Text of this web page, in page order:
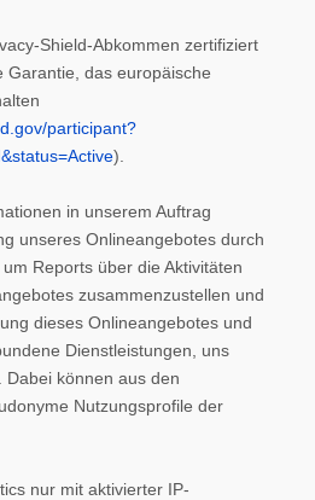
Shield-Abkommen zertifiziert
Garantie, das europäische
participant?
).
in unserem Auftrag
unseres Onlineangebotes durch
Reports über die Aktivitäten
zusammenzustellen und
dieses Onlineangebotes und
Dienstleistungen, uns
können aus den
Nutzungsprofile der
nur mit aktivierter IP-